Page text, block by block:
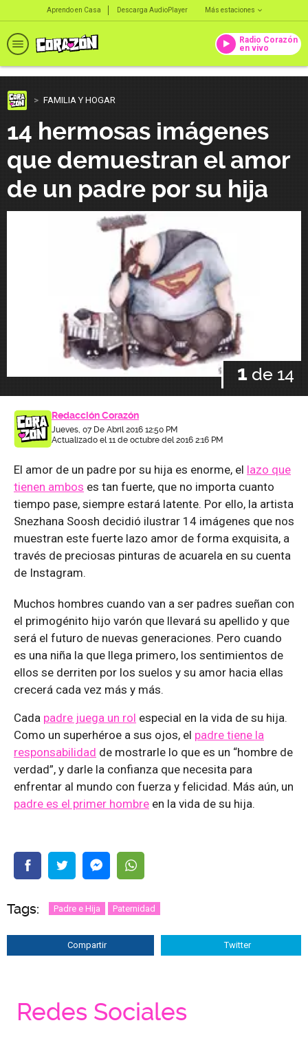
Aprendo en Casa Descarga AudioPlayer Más estaciones
Radio Corazón
en vivo
FAMILIA Y HOGAR
14 hermosas imágenes
que demuestran el amor
de un padre por su hija
1 de 14
Redacción Corazón
Jueves, 07 De Abril 2016 12:50 PM
Actualizado el 11 de octubre del 2016 2:16 PM
El amor de un padre por su hija es enorme, el lazo que
tienen ambos es tan fuerte, que no importa cuanto
tiempo pase, siempre estará latente. Por ello, la artista
Snezhana Soosh decidió ilustrar 14 imágenes que nos
muestran este fuerte lazo amor de forma exquisita, a
través de preciosas pinturas de acuarela en su cuenta
de Instagram.
Muchos hombres cuando van a ser padres sueñan con
el primogénito hijo varón que llevará su apellido y que
será el futuro de nuevas generaciones. Pero cuando
es una niña la que llega primero, los sentimientos de
ellos se derriten por los suelos y su amor hacia ellas
crecerá cada vez más y más.
Cada padre juega un rol especial en la vida de su hija.
Como un superhéroe a sus ojos, el padre tiene la
responsabilidad de mostrarle lo que es un “hombre de
verdad”, y darle la confianza que necesita para
enfrentar al mundo con fuerza y felicidad. Más aún, un
padre es el primer hombre en la vida de su hija.
Tags: Padre e Hija Paternidad
Compartir Twitter
Redes Sociales